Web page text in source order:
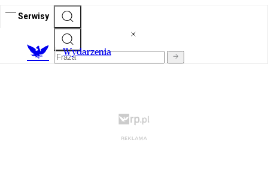
Serwisy
Wydarzenia